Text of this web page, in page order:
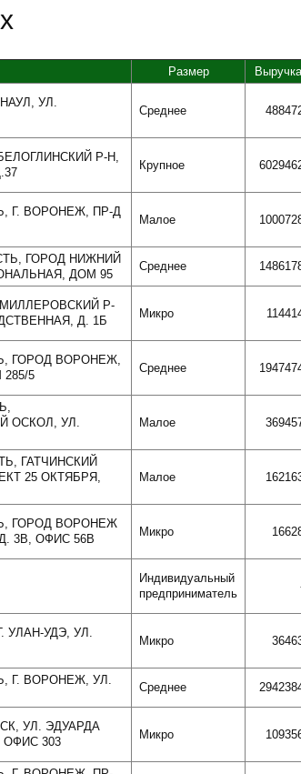
Размер Выручка
УЛ.
Среднее
Р-Н,
Крупное
Г. ВОРОНЕЖ, ПР-Д
Малое
ГОРОД НИЖНИЙ
ДОМ 95
Среднее
Р-
Д. 1Б
Микро
ГОРОД ВОРОНЕЖ,
5
Среднее
ОСКОЛ, УЛ.
Малое
ГАТЧИНСКИЙ
25 ОКТЯБРЯ,
Малое
ГОРОД ВОРОНЕЖ
3В, ОФИС 56В
Микро
Индивидуальный
предприниматель
УЛАН-УДЭ, УЛ.
Микро
Г. ВОРОНЕЖ, УЛ.
Среднее
УЛ. ЭДУАРДА
303
Микро